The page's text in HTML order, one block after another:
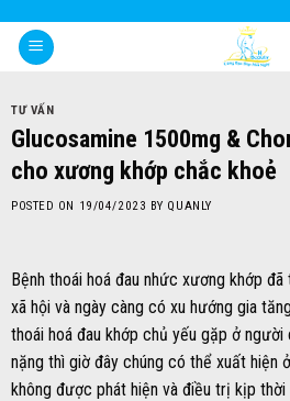
content
TƯ VẤN
Glucosamine 1500mg &
cho xương khớp chắc khoẻ
POSTED ON 19/04/2023 BY QUANLY
Bệnh thoái hoá đau nhức xương khớp
xã hội và ngày càng có xu hướng gia
thoái hoá đau khớp chủ yếu gặp ở
nặng thì giờ đây chúng có thể xuất hiện
không được phát hiện và điều trị kịp